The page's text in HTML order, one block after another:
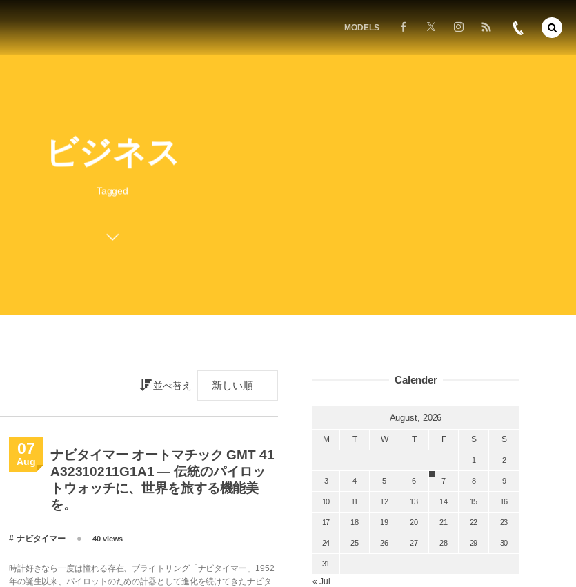
MODELS
ビジネス
Tagged
並べ替え
07
Aug
ナビタイマー オートマチック GMT 41
A32310211G1A1 ― 伝統のパイロッ
トウォッチに、世界を旅する機能美
を。
ナビタイマー 40 views
時計好きなら一度は憧れる存在、ブライトリング「ナビタイマー」1952
年の誕生以来、パイロットのための計器として進化を続けてきたナビタ
Calender
August, 2026
M T W T F S S
1 2
3 4 5 6 7 8 9
10 11 12 13 14 15 16
17 18 19 20 21 22 23
24 25 26 27 28 29 30
31
« Jul.